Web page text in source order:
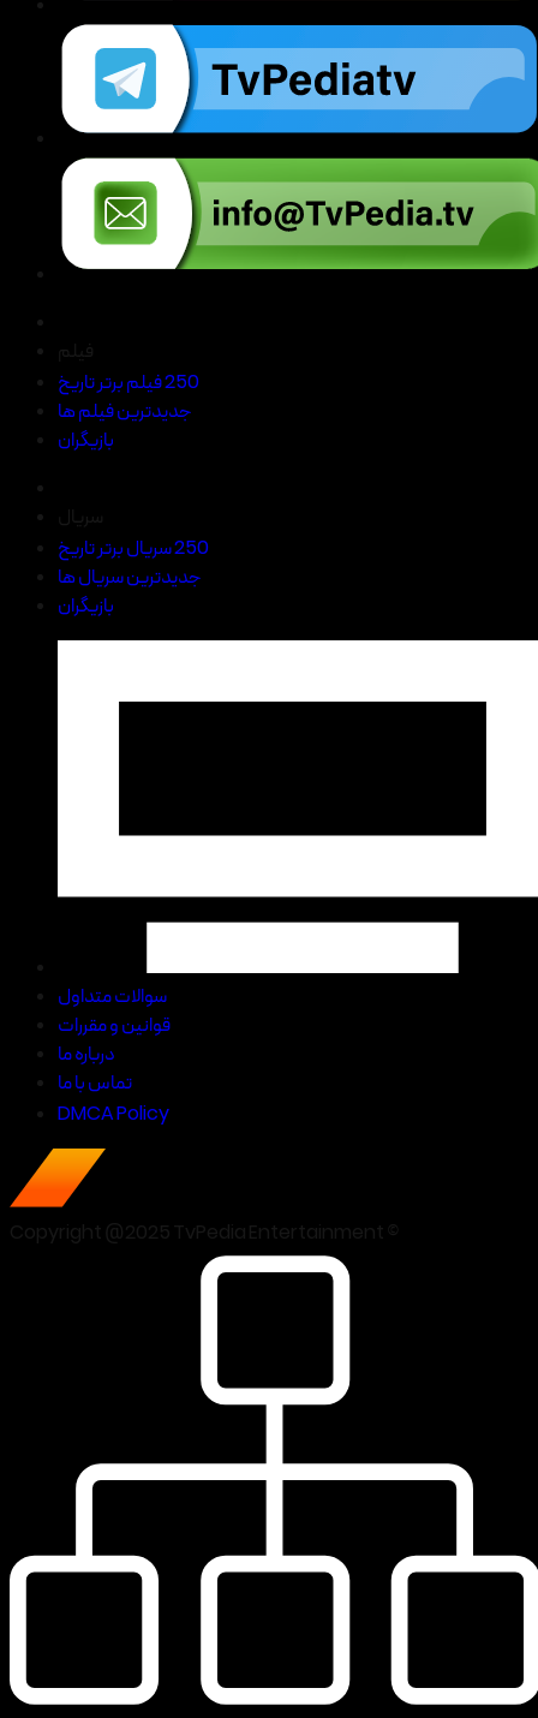
250 فیلم برتر تاریخ
جدیدترین فیلم ها
بازیگران
250 سریال برتر تاریخ
جدیدترین سریال ها
بازیگران
سوالات متداول
قوانین و مقررات
درباره ما
تماس با ما
DMCA Policy